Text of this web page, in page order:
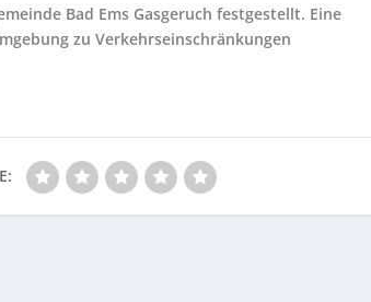
Bad Ems Gasgeruch festgestellt. Eine
zu Verkehrseinschränkungen